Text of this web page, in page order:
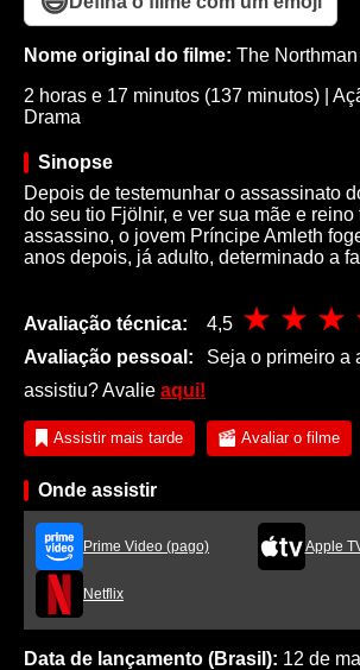
Nome original do filme: The Northman
2 horas e 17 minutos (137 minutos)
Drama
Sinopse
Depois de testemunhar o assassinato
do seu tio Fjölnir, e ver sua mãe e
assassino, o jovem Príncipe Amleth
anos depois, já adulto, determinado a
Avaliação técnica: 4,5
Avaliação pessoal:
Seja o primeiro a
assistiu? Avalie aqui!
Assistir mais tarde Avaliar o filme
Onde assistir
Prime Video (pago) Apple
Netflix
Data de lançamento (Brasil): 12 de